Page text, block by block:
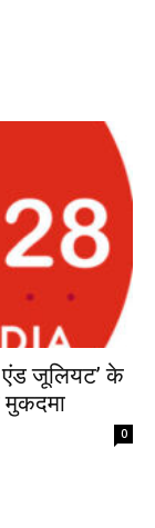
एंड जूलियट’ के
मुकदमा
0